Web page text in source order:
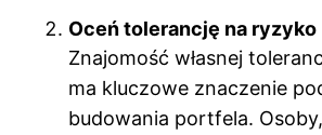
Oceń tolerancję na ryzyko
Znajomość własnej
ma kluczowe znaczenie
budowania portfela.